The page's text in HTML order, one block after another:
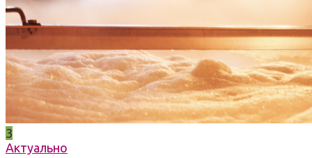
3
Актуально